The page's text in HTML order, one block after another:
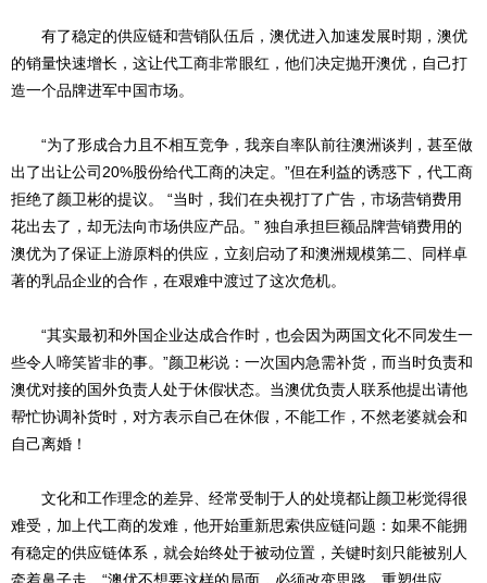
有了稳定的供应链和营销队伍后，澳优进入加速发展时期，澳优
的销量快速增长，这让代工商非常眼红，他们决定抛开澳优，自己打
造一个品牌进军中国市场。
“为了形成合力且不相互竞争，我亲自率队前往澳洲谈判，甚至做
出了出让公司20%股份给代工商的决定。”但在利益的诱惑下，代工商
拒绝了颜卫彬的提议。 “当时，我们在央视打了广告，市场营销费用
花出去了，却无法向市场供应产品。” 独自承担巨额品牌营销费用的
澳优为了保证上游原料的供应，立刻启动了和澳洲规模第二、同样卓
著的乳品企业的合作，在艰难中渡过了这次危机。
“其实最初和外国企业达成合作时，也会因为两国文化不同发生一
些令人啼笑皆非的事。”颜卫彬说：一次国内急需补货，而当时负责和
澳优对接的国外负责人处于休假状态。当澳优负责人联系他提出请他
帮忙协调补货时，对方表示自己在休假，不能工作，不然老婆就会和
自己离婚！
文化和工作理念的差异、经常受制于人的处境都让颜卫彬觉得很
难受，加上代工商的发难，他开始重新思索供应链问题：如果不能拥
有稳定的供应链体系，就会始终处于被动位置，关键时刻只能被别人